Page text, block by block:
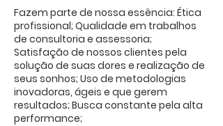
Fazem parte de nossa essência: Ética
profissional; Qualidade em trabalhos
de consultoria e assessoria;
Satisfação de nossos clientes pela
solução de suas dores e realização de
seus sonhos; Uso de metodologias
inovadoras, ágeis e que gerem
resultados; Busca constante pela alta
performance;